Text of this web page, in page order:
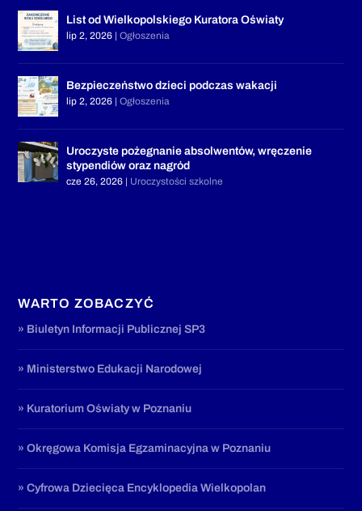
List od Wielkopolskiego Kuratora Oświaty
lip 2, 2026 |Ogłoszenia
Bezpieczeństwo dzieci podczas wakacji
lip 2, 2026 |Ogłoszenia
Uroczyste pożegnanie absolwentów, wręczenie
stypendiów oraz nagród
cze 26, 2026 | Uroczystości szkolne
WARTO ZOBACZYĆ
» Biuletyn Informacji Publicznej SP3
» Ministerstwo Edukacji Narodowej
» Kuratorium Oświaty w Poznaniu
» Okręgowa Komisja Egzaminacyjna w Poznaniu
» Cyfrowa Dziecięca Encyklopedia Wielkopolan